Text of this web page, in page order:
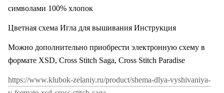
символами 100% хлопок
Цветная схема Игла для вышивания Инструкция
Можно дополнительно приобрести электронную схему в
формате XSD, Cross Stitch Saga, Cross Stitch Paradise
https://www.klubok-zelaniy.ru/product/shema-dlya-vyshivaniya-